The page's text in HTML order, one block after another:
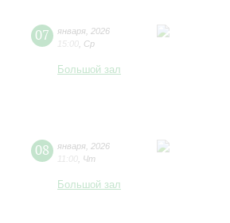
07 января 2026
15:00 Ср
Большой зал
08 января 2026
11:00 Чт
Большой зал